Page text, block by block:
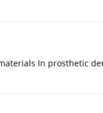
In prosthetic